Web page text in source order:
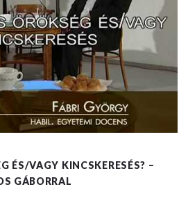
ÉS/VAGY KINCSKERESÉS? –
GÁBORRAL